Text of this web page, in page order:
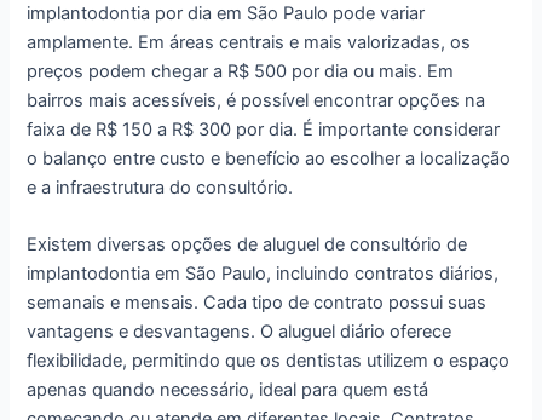
implantodontia por dia em São Paulo pode variar
amplamente. Em áreas centrais e mais valorizadas, os
preços podem chegar a R$ 500 por dia ou mais. Em
bairros mais acessíveis, é possível encontrar opções na
faixa de R$ 150 a R$ 300 por dia. É importante considerar
o balanço entre custo e benefício ao escolher a localização
e a infraestrutura do consultório.
Existem diversas opções de aluguel de consultório de
implantodontia em São Paulo, incluindo contratos diários,
semanais e mensais. Cada tipo de contrato possui suas
vantagens e desvantagens. O aluguel diário oferece
flexibilidade, permitindo que os dentistas utilizem o espaço
apenas quando necessário, ideal para quem está